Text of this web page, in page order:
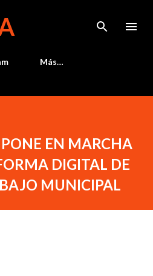
Más…
EN MARCHA
DIGITAL DE
MUNICIPAL